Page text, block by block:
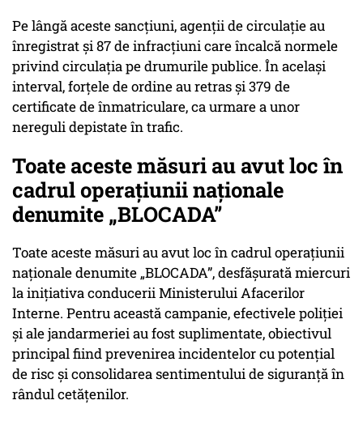
Pe lângă aceste sancțiuni, agenții de circulație au
înregistrat și 87 de infracțiuni care încalcă normele
privind circulația pe drumurile publice. În același
interval, forțele de ordine au retras și 379 de
certificate de înmatriculare, ca urmare a unor
nereguli depistate în trafic.
Toate aceste măsuri au avut loc în
cadrul operațiunii naționale
denumite „BLOCADA”
Toate aceste măsuri au avut loc în cadrul operațiunii
naționale denumite „BLOCADA”, desfășurată miercuri
la inițiativa conducerii Ministerului Afacerilor
Interne. Pentru această campanie, efectivele poliției
și ale jandarmeriei au fost suplimentate, obiectivul
principal fiind prevenirea incidentelor cu potențial
de risc și consolidarea sentimentului de siguranță în
rândul cetățenilor.